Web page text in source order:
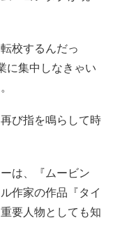
校するんだっ
に集中しなきゃい
び指を鳴らして時
は、『ムービン
作家の作品『タイ
要人物としても知